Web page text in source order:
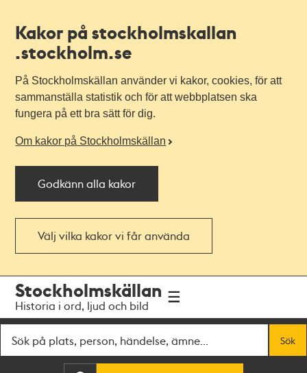
Kakor på stockholmskallan
.stockholm.se
På Stockholmskällan använder vi kakor, cookies, för att
sammanställa statistik och för att webbplatsen ska
fungera på ett bra sätt för dig.
Om kakor på Stockholmskällan
Godkänn alla kakor
Välj vilka kakor vi får använda
navigationen
huvudinnehållet
Stockholmskällan
Historia i ord, ljud och bild
Sök